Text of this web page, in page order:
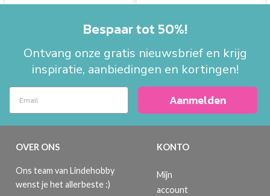
Bespaar tot 50%!
Ontvang onze gratis nieuwsbrief en krijg
inspiratie, aanbiedingen en kortingen!
Aanmelden
OVER ONS
Ons team van Lindehobby
wenst je het allerbeste :)
KONTO
Mijn
account